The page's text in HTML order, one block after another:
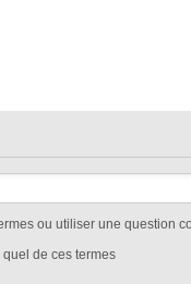
ou utiliser une question
quel de ces termes